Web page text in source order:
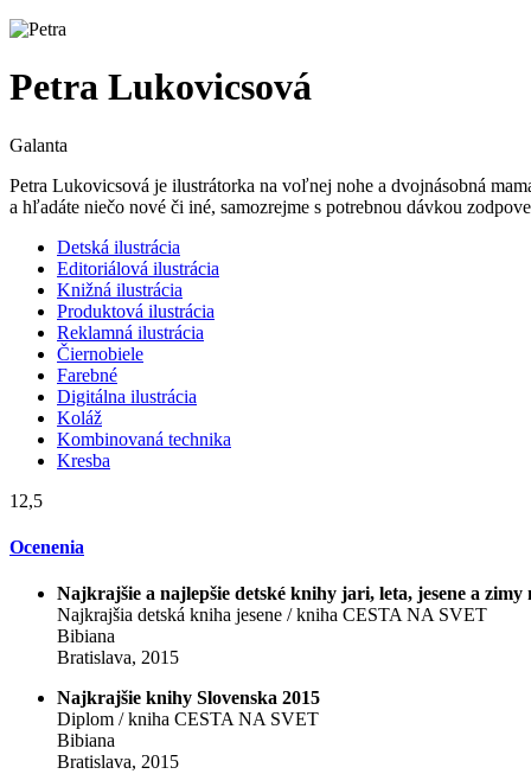
Petra Lukovicsová
Galanta
Petra Lukovicsová je ilustrátorka na voľnej nohe a dvojnásobná
a hľadáte niečo nové či iné, samozrejme s potrebnou dávkou
Detská ilustrácia
Editoriálová ilustrácia
Knižná ilustrácia
Produktová ilustrácia
Reklamná ilustrácia
Čiernobiele
Farebné
Digitálna ilustrácia
Koláž
Kombinovaná technika
Kresba
12,5
Ocenenia
Najkrajšie a najlepšie detské knihy jari, leta, jesene a zimy
Najkrajšia detská kniha jesene / kniha CESTA NA SVET
Bibiana
Bratislava, 2015
Najkrajšie knihy Slovenska 2015
Diplom / kniha CESTA NA SVET
Bibiana
Bratislava, 2015